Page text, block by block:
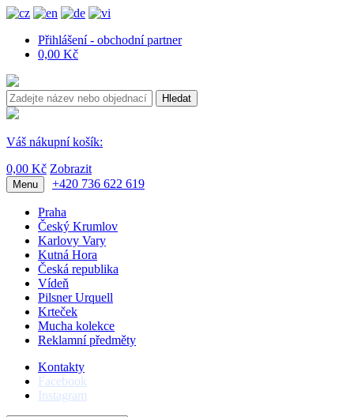
Přihlášení - obchodní partner
0,00 Kč
Hledat
Váš nákupní košík:
0,00 Kč Zobrazit
Menu +420 736 622 619
Praha
Český Krumlov
Karlovy Vary
Kutná Hora
Česká republika
Vídeň
Pilsner Urquell
Krteček
Mucha kolekce
Reklamní předměty
Kontakty
Facebook
Instagram